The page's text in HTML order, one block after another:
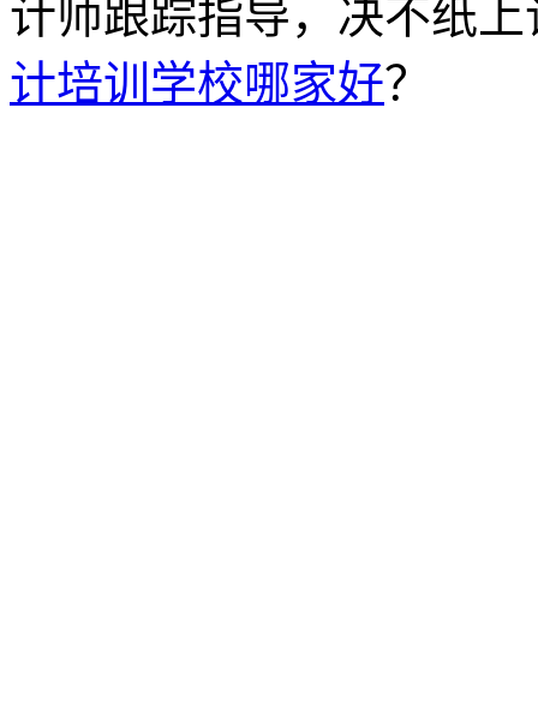
计师跟踪指导，决不纸
计培训学校哪家好？